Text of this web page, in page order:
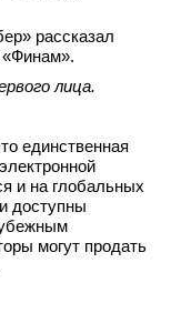
рассказал
лица.
единственная
и на глобальных
доступны
могут продать